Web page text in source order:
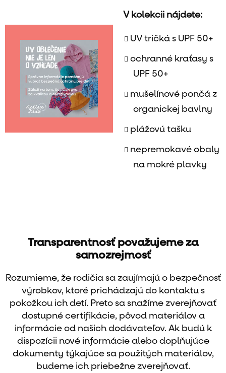
V kolekcii nájdete:
UV tričká s UPF 50+
ochranné kraťasy s
UPF 50+
mušelínové pončá z
organickej bavlny
plážovú tašku
nepremokavé obaly
na mokré plavky
Transparentnosť považujeme za
samozrejmosť
Rozumieme, že rodičia sa zaujímajú o bezpečnosť
výrobkov, ktoré prichádzajú do kontaktu s
pokožkou ich detí. Preto sa snažíme zverejňovať
dostupné certifikácie, pôvod materiálov a
informácie od našich dodávateľov. Ak budú k
dispozícii nové informácie alebo doplňujúce
dokumenty týkajúce sa použitých materiálov,
budeme ich priebežne zverejňovať.